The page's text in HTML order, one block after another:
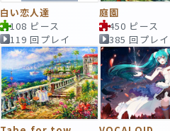
白い恋人達
108 ピース
119 回プレイ
庭園
450 ピース
385 回プレイ